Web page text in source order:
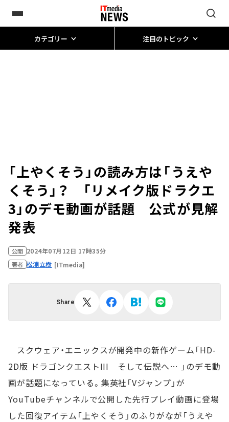
カテゴリー 注目のトピック
「上やくそう」の読み方は「うえや
くそう」？ 「リメイク版ドラクエ
3」のデモ動画が話題 公式が見解
発表
公開 2024年07月12日 17時35分
著者 松浦立樹 [ITmedia]
Share
スクウェア・エニックスが開発中の新作ゲーム「HD-
2D版 ドラゴンクエストIII そして伝説へ… 」のデモ動
画が話題になっている。集英社「Vジャンプ」が
YouTubeチャンネルで公開した先行プレイ動画に登場
した回復アイテム「上やくそう」のふりがなが「うえや